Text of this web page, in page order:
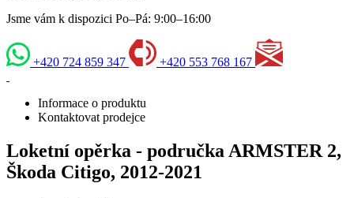
Jsme vám k dispozici Po–Pá: 9:00–16:00
+420 724 859 347 +420 553 768 167
Informace o produktu
Kontaktovat prodejce
Loketní opěrka - područka ARMSTER 2,
Škoda Citigo, 2012-2021